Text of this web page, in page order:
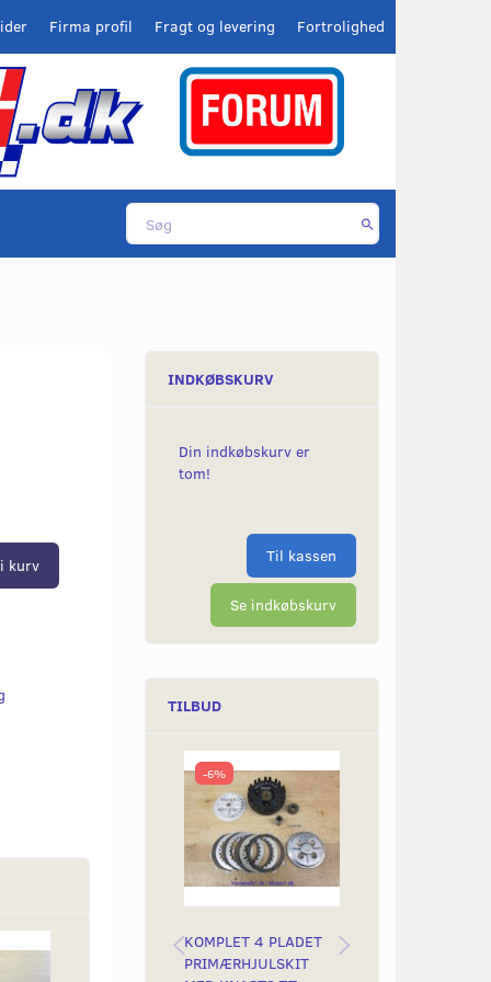
Fortrolighed
Fragt og levering
Firma profil
kurv
Populær
INDKØBSKURV
Din indkøbskurv er
tom!
Til kassen
Se indkøbskurv
TILBUD
-6%
KOMPLET 4 PLADET
PRIMÆRHJULSKIT